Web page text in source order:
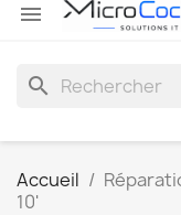

search
Accueil
10'